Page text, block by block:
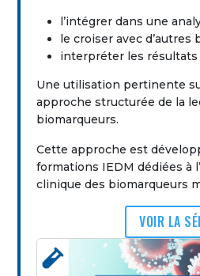
l’intégrer dans une
le croiser avec d’autres
interpréter les
Une utilisation pertinente
approche structurée de la
biomarqueurs.
Cette approche est
formations IEDM dédiées à
clinique des biomarqueurs
VOIR LA